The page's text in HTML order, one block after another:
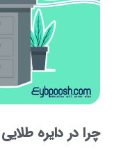
در دایره طلایی